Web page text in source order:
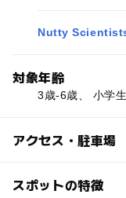
Nutty
対象年齢
3歳-6歳、 小学
アクセス・駐車場
交通アクセス
スポットの特徴